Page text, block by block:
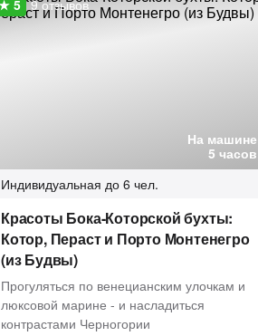
На машине
5 часов
9 отзывов
Индивидуальная до 6 чел.
Красоты Бока-Которской бухты:
Котор, Пераст и Порто Монтенегро
(из Будвы)
Прогуляться по венецианским улочкам и
люксовой марине - и насладиться
контрастами Черногории